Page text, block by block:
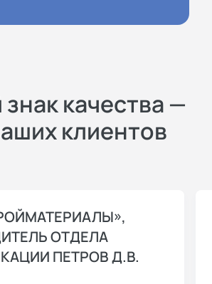
— в
сертификаты
ГОСТ Р ИСО на
качества,
безопасности
информационной
и т.д. Также
качества —
клиентов
ОТДЕЛА
ПЕТРОВ Д.В.